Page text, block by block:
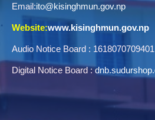
Email:ito@kisinghmun.gov.np
Website:www.kisinghmun.gov.np
Audio Notice Board : 1618070709401
Digital Notice Board :